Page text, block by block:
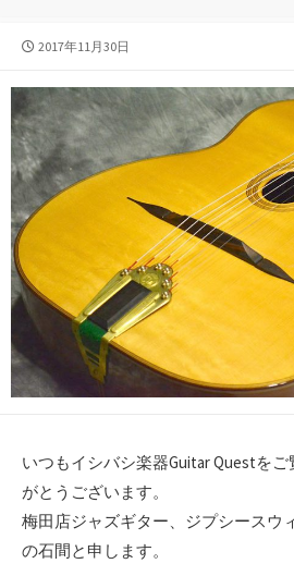
公
日
2017年11月30日
いつもイシバシ楽器Guitar Questを
がとうございます。
梅田店ジャズギター、ジプシースウ
の石間と申します。